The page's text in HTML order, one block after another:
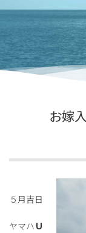
お嫁
５月吉日
ヤマハ Ｕ